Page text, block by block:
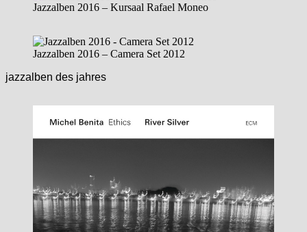
Jazzalben 2016 – Kursaal Rafael Moneo
Jazzalben 2016 – Camera Set 2012
jazzalben des jahres